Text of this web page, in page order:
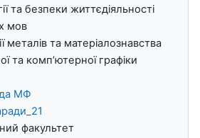
та безпеки життєдіяльності
мов
металів та матеріалознавства
та комп’ютерної графіки
МФ
факультет